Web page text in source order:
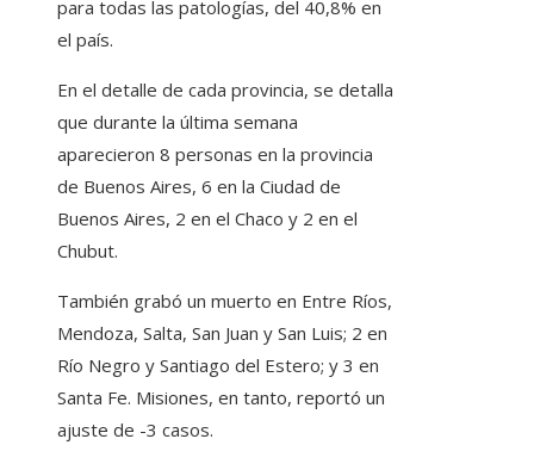
para todas las patologías, del 40,8% en
el país.
En el detalle de cada provincia, se detalla
que durante la última semana
aparecieron 8 personas en la provincia
de Buenos Aires, 6 en la Ciudad de
Buenos Aires, 2 en el Chaco y 2 en el
Chubut.
También grabó un muerto en Entre Ríos,
Mendoza, Salta, San Juan y San Luis; 2 en
Río Negro y Santiago del Estero; y 3 en
Santa Fe. Misiones, en tanto, reportó un
ajuste de -3 casos.